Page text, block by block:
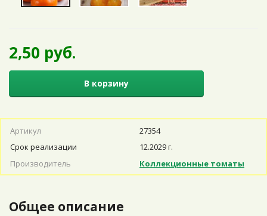
2,50 руб.
В корзину
Артикул
27354
Срок реализации
12.2029 г.
Производитель
Коллекционные томаты
Общее описание